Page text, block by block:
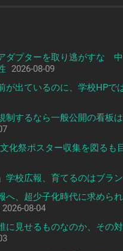
ダプターを取り逃がすな
2026-08-09
が出ているのに、学校HPで
制するなら一般公開の看板
化祭ポスター収集を図るも
学校広報、育てるのはブラ
へ、超少子化時代に求めら
2026-08-04
に見せるものなのか、その